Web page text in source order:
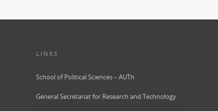
LINKS
School of Political Sciences – AUTh
General Secretariat for Research and Technology